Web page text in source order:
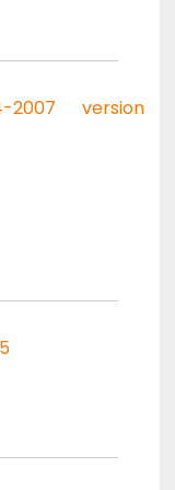
2007 version